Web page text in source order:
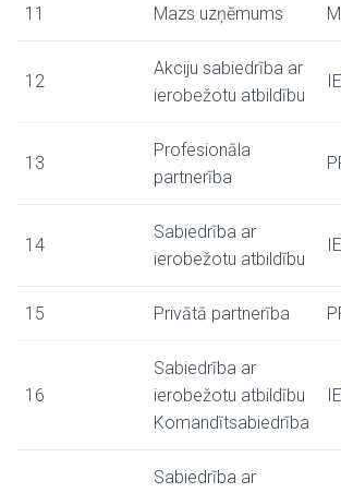
11 Mazs uzņēmums
12
Akciju sabiedrība ar
ierobežotu atbildību
13
Profesionāla
partnerība
14
Sabiedrība ar
ierobežotu atbildību
15 Privātā partnerība
16
Sabiedrība ar
ierobežotu atbildību
Komandītsabiedrība
Sabiedrība ar